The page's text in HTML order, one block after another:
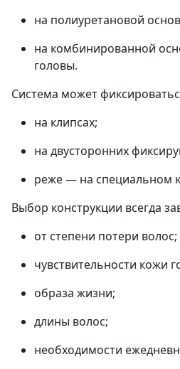
на полиуретановой
на комбинированной
головы.
Система может
на клипсах;
на двусторонних
реже — на специальном
Выбор конструкции всегда
от степени потери волос;
чувствительности кожи
образа жизни;
длины волос;
необходимости